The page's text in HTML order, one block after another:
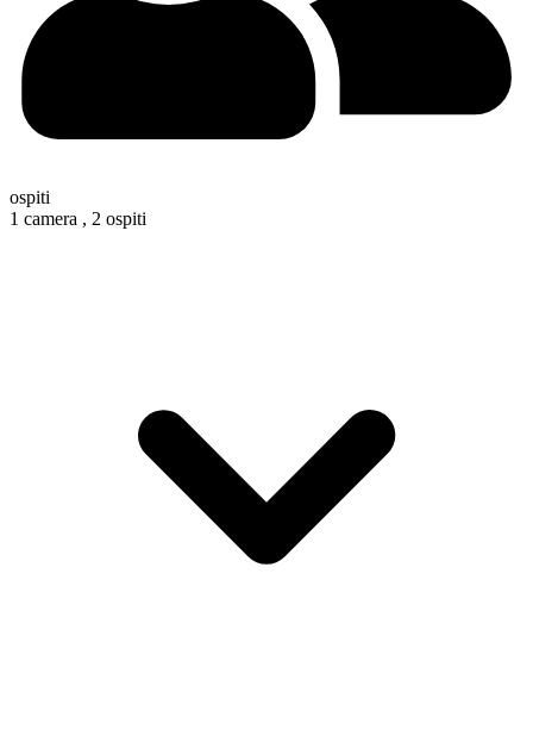
ospiti
1 camera , 2 ospiti